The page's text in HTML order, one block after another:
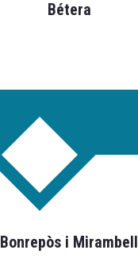
Bétera
Bonrepòs i Mirambell